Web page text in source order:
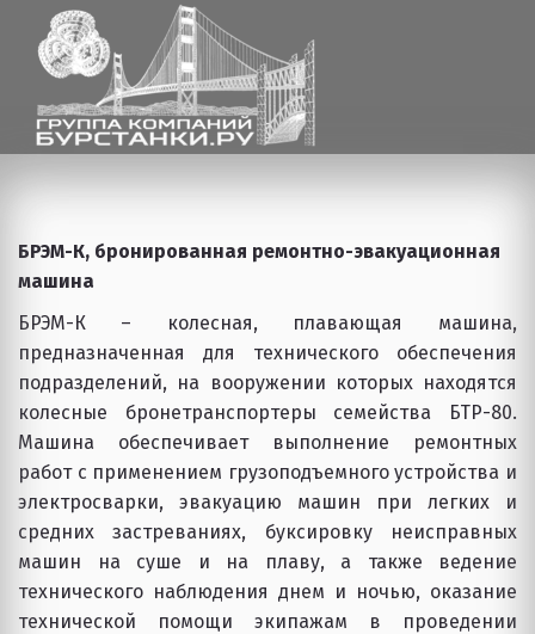
БРЭМ-К, бронированная ремонтно-эвакуационная
машина
БРЭМ-К – колесная, плавающая машина,
предназначенная для технического обеспечения
подразделений, на вооружении которых находятся
колесные бронетранспортеры семейства БТР-80.
Машина обеспечивает выполнение ремонтных
работ с применением грузоподъемного устройства и
электросварки, эвакуацию машин при легких и
средних застреваниях, буксировку неисправных
машин на суше и на плаву, а также ведение
технического наблюдения днем и ночью, оказание
технической помощи экипажам в проведении